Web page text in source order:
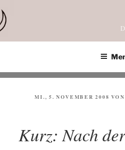
Inhalt
springen
VERÖFFENTLICHT
MI., 5. NOVEMBER 2008
Kurz: Nach